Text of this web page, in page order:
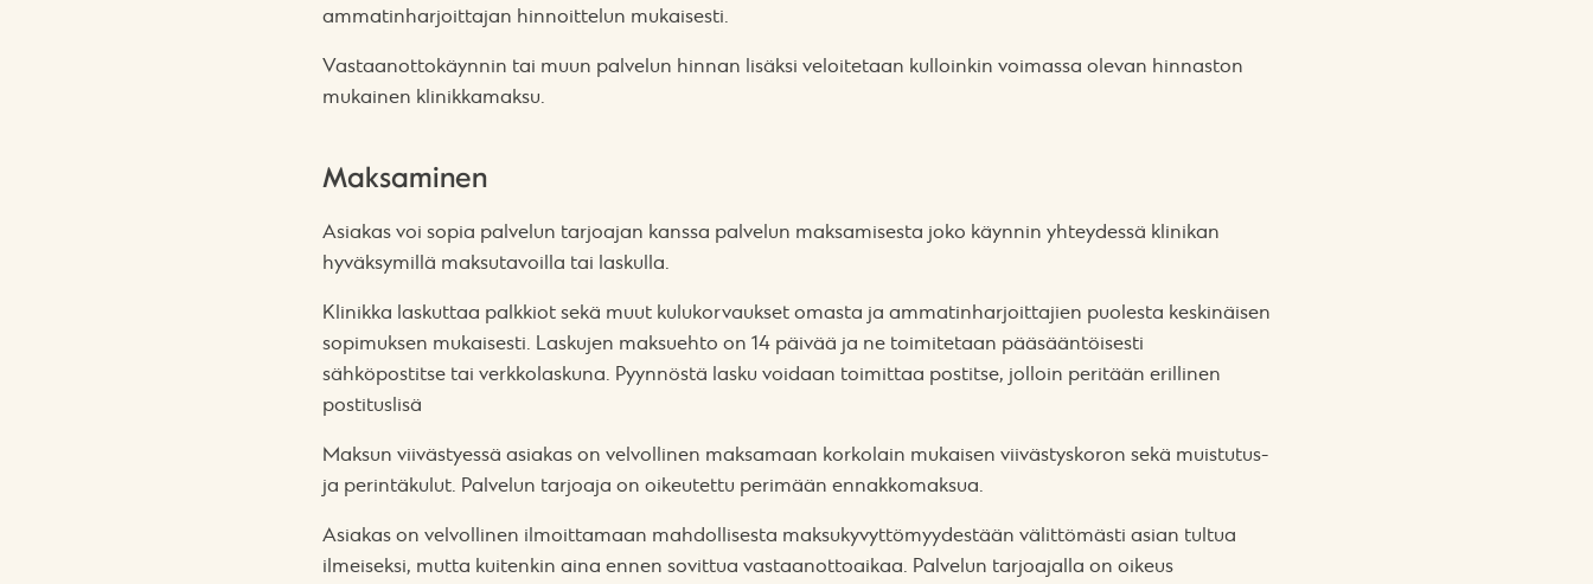
ammatinharjoittajan hinnoittelun mukaisesti.
Vastaanottokäynnin tai muun palvelun hinnan lisäksi veloitetaan kulloinkin voimassa olevan hinnaston
mukainen klinikkamaksu.
Maksaminen
Asiakas voi sopia palvelun tarjoajan kanssa palvelun maksamisesta joko käynnin yhteydessä klinikan
hyväksymillä maksutavoilla tai laskulla.
Klinikka laskuttaa palkkiot sekä muut kulukorvaukset omasta ja ammatinharjoittajien puolesta keskinäisen
sopimuksen mukaisesti. Laskujen maksuehto on 14 päivää ja ne toimitetaan pääsääntöisesti
sähköpostitse tai verkkolaskuna. Pyynnöstä lasku voidaan toimittaa postitse, jolloin peritään erillinen
postituslisä
Maksun viivästyessä asiakas on velvollinen maksamaan korkolain mukaisen viivästyskoron sekä muistutus-
ja perintäkulut. Palvelun tarjoaja on oikeutettu perimään ennakkomaksua.
Asiakas on velvollinen ilmoittamaan mahdollisesta maksukyvyttömyydestään välittömästi asian tultua
ilmeiseksi, mutta kuitenkin aina ennen sovittua vastaanottoaikaa. Palvelun tarjoajalla on oikeus